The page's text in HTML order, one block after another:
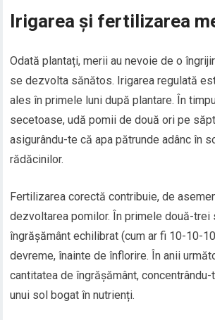
Irigarea și fertilizarea
Odată plantați, merii au nevoie de o
se dezvolta sănătos. Irigarea regulată
ales în primele luni după plantare. În
secetoase, udă pomii de două ori pe
asigurându-te că apa pătrunde adânc în
rădăcinilor.
Fertilizarea corectă contribuie, de
dezvoltarea pomilor. În primele două-trei
îngrășământ echilibrat (cum ar fi 10-10-
devreme, înainte de înflorire. În anii
cantitatea de îngrășământ,
unui sol bogat în nutrienți.